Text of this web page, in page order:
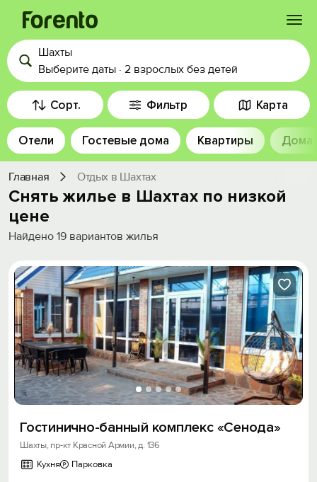
Войти
Избранное
История просмотра
Добавить свой объект
Шахты
Выберите даты · 2 взрослых без детей
Сорт. Фильтр Карта
Отели Гостевые дома Квартиры Дома
Главная Отдых в Шахтах
Снять жилье в Шахтах по низкой
цене
Найдено 19 вариантов жилья
Гостинично-банный комплекс «Сенода»
Шахты, пр-кт Красной Армии, д. 136
Кухня
Парковка